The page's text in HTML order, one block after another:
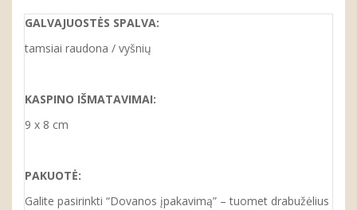
GALVAJUOSTĖS SPALVA:
tamsiai raudona / vyšnių
KASPINO IŠMATAVIMAI:
9 x 8 cm
PAKUOTĖ:
Galite pasirinkti “Dovanos įpakavimą” – tuomet drabužėlius